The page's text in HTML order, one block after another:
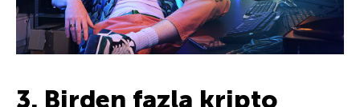
3. Birden fazla kripto